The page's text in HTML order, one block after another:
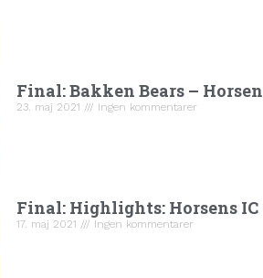
Final: Bakken Bears –
23. maj 2021 Ingen kommentarer
Final: Highlights: Horsens IC
17. maj 2021 Ingen kommentarer